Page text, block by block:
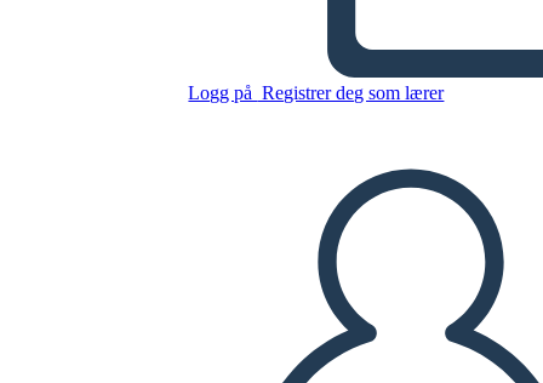
Logg på Registrer deg som lærer
Milkweed
LAGE ET STORYBOARD
SPILLE AV LYSBILDEFREMVISNING
LES FOR MEG